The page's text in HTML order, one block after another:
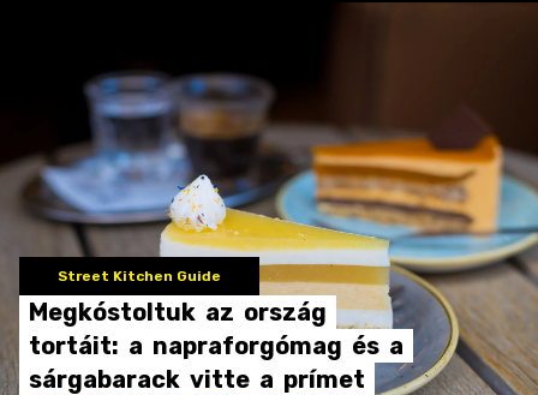
Street Kitchen Guide
Megkóstoltuk az ország
tortáit: a napraforgómag és a
sárgabarack vitte a prímet